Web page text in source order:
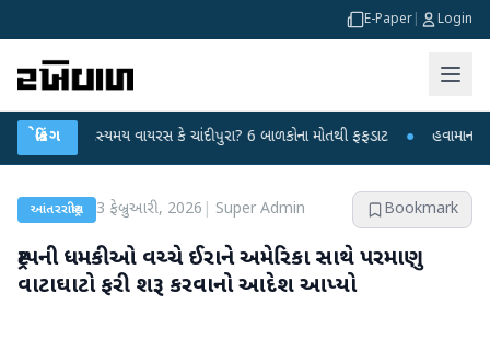
E-Paper Login
બ્રેકિંગ
રહસ્યમય વાયરસ કે ચાંદીપુરા? 6 બાળકોના મોતથી ફફડાટ ● હવામાન વિભાગે 18
આંતરરાષ્ટ્રીય 3 ફેબ્રુઆરી, 2026 Super Admin Bookmark
ટ્રમ્પની ધમકીઓ વચ્ચે ઈરાને અમેરિકા સાથે પરમાણુ
વાટાઘાટો ફરી શરૂ કરવાનો આદેશ આપ્યો